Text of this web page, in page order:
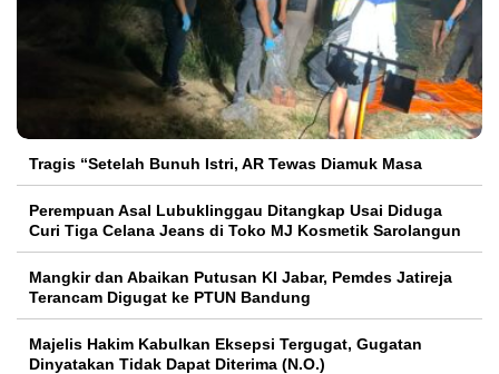
Tragis “Setelah Bunuh Istri, AR Tewas Diamuk Masa
Perempuan Asal Lubuklinggau Ditangkap Usai Diduga
Curi Tiga Celana Jeans di Toko MJ Kosmetik Sarolangun
Mangkir dan Abaikan Putusan KI Jabar, Pemdes Jatireja
Terancam Digugat ke PTUN Bandung
Majelis Hakim Kabulkan Eksepsi Tergugat, Gugatan
Dinyatakan Tidak Dapat Diterima (N.O.)